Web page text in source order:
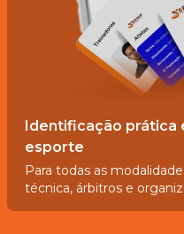
Identificação prática
esporte
Para todas as
técnica, árbitros e